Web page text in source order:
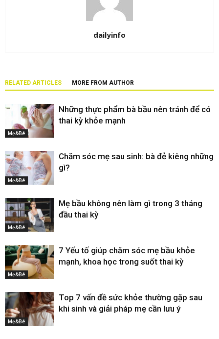
dailyinfo
RELATED ARTICLES MORE FROM AUTHOR
Mẹ&Bé
Những thực phẩm bà bầu nên tránh để có
thai kỳ khỏe mạnh
Mẹ&Bé
Chăm sóc mẹ sau sinh: bà đẻ kiêng những
gì?
Mẹ&Bé
Mẹ bầu không nên làm gì trong 3 tháng
đầu thai kỳ
Mẹ&Bé
7 Yếu tố giúp chăm sóc mẹ bầu khỏe
mạnh, khoa học trong suốt thai kỳ
Mẹ&Bé
Top 7 vấn đề sức khỏe thường gặp sau
khi sinh và giải pháp mẹ cần lưu ý